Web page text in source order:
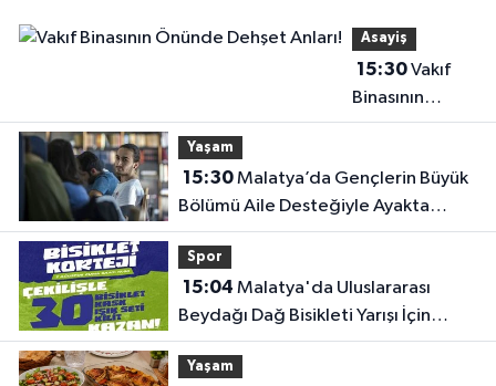
Asayiş
15:30Vakıf
Binasının
Önünde
Yaşam
15:30Malatya’da Gençlerin Büyük
Bölümü Aile Desteğiyle Ayakta
Duruyor!
Spor
15:04
Beydağı Dağ Bisikleti Yarışı İçin
Kortej Sürüşü Düzenlenecek
Yaşam